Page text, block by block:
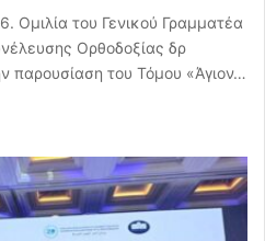
Ομιλία του Γενικού Γραμματέα
Ορθοδοξίας δρ
παρουσίαση του Τόμου «Άγιον…